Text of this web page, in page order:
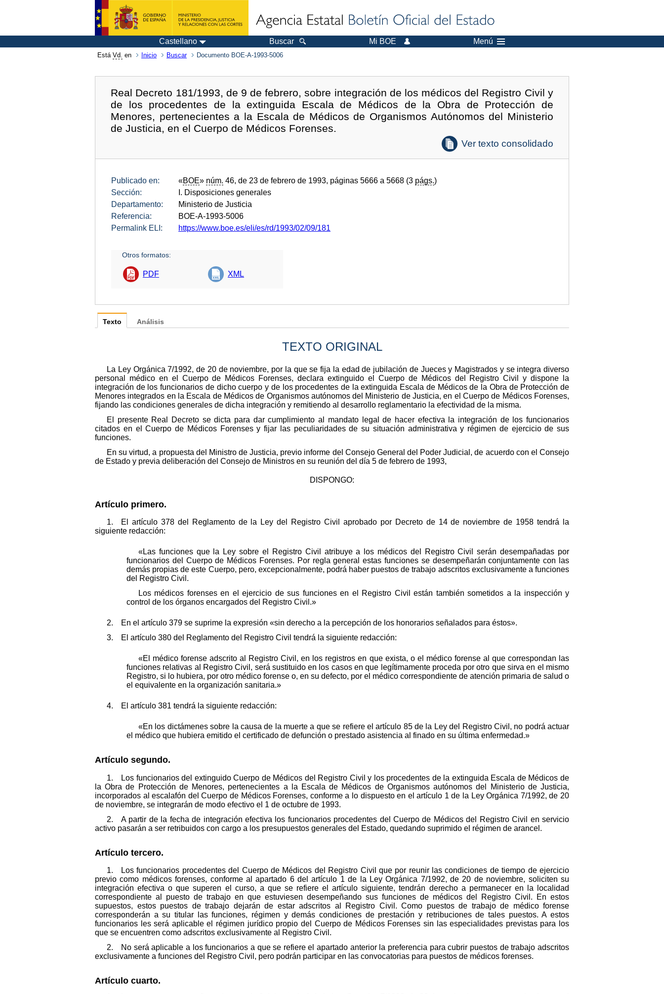
Castellano Buscar Mi BOE Menú
Está Vd. en Inicio Buscar Documento BOE-A-1993-5006
Real Decreto 181/1993, de 9 de febrero, sobre integración de los médicos del Registro Civil y
de los procedentes de la extinguida Escala de Médicos de la Obra de Protección de
Menores, pertenecientes a la Escala de Médicos de Organismos Autónomos del Ministerio
de Justicia, en el Cuerpo de Médicos Forenses.
Ver texto consolidado
Publicado en: «BOE» núm. 46, de 23 de febrero de 1993, páginas 5666 a 5668 (3 págs.)
Sección:
I. Disposiciones generales
Departamento:
Ministerio de Justicia
Referencia:
BOE-A-1993-5006
Permalink ELI:
https://www.boe.es/eli/es/rd/1993/02/09/181
Otros formatos:
PDF XML
Texto
TEXTO ORIGINAL
La Ley Orgánica 7/1992, de 20 de noviembre, por la que se fija la edad de jubilación de Jueces y Magistrados y se integra diverso
personal médico en el Cuerpo de Médicos Forenses, declara extinguido el Cuerpo de Médicos del Registro Civil y dispone la
integración de los funcionarios de dicho cuerpo y de los procedentes de la extinguida Escala de Médicos de la Obra de Protección de
Menores integrados en la Escala de Médicos de Organismos autónomos del Ministerio de Justicia, en el Cuerpo de Médicos Forenses,
fijando las condiciones generales de dicha integración y remitiendo al desarrollo reglamentario la efectividad de la misma.
El presente Real Decreto se dicta para dar cumplimiento al mandato legal de hacer efectiva la integración de los funcionarios
citados en el Cuerpo de Médicos Forenses y fijar las peculiaridades de su situación administrativa y régimen de ejercicio de sus
funciones.
En su virtud, a propuesta del Ministro de Justicia, previo informe del Consejo General del Poder Judicial, de acuerdo con el Consejo
de Estado y previa deliberación del Consejo de Ministros en su reunión del día 5 de febrero de 1993,
DISPONGO:
Artículo primero.
1. El artículo 378 del Reglamento de la Ley del Registro Civil aprobado por Decreto de 14 de noviembre de 1958 tendrá la
siguiente redacción:
«Las funciones que la Ley sobre el Registro Civil atribuye a los médicos del Registro Civil serán desempañadas por
funcionarios del Cuerpo de Médicos Forenses. Por regla general estas funciones se desempeñarán conjuntamente con las
demás propias de este Cuerpo, pero, excepcionalmente, podrá haber puestos de trabajo adscritos exclusivamente a funciones
del Registro Civil.
Los médicos forenses en el ejercicio de sus funciones en el Registro Civil están también sometidos a la inspección y
control de los órganos encargados del Registro Civil.»
2. En el artículo 379 se suprime la expresión «sin derecho a la percepción de los honorarios señalados para éstos».
3. El artículo 380 del Reglamento del Registro Civil tendrá la siguiente redacción:
«El médico forense adscrito al Registro Civil, en los registros en que exista, o el médico forense al que correspondan las
funciones relativas al Registro Civil, será sustituido en los casos en que legítimamente proceda por otro que sirva en el mismo
Registro, si lo hubiera, por otro médico forense o, en su defecto, por el médico correspondiente de atención primaria de salud o
el equivalente en la organización sanitaria.»
4. El artículo 381 tendrá la siguiente redacción:
«En los dictámenes sobre la causa de la muerte a que se refiere el artículo 85 de la Ley del Registro Civil, no podrá actuar
el médico que hubiera emitido el certificado de defunción o prestado asistencia al finado en su última enfermedad.»
Artículo segundo.
1. Los funcionarios del extinguido Cuerpo de Médicos del Registro Civil y los procedentes de la extinguida Escala de Médicos de
la Obra de Protección de Menores, pertenecientes a la Escala de Médicos de Organismos autónomos del Ministerio de Justicia,
incorporados al escalafón del Cuerpo de Médicos Forenses, conforme a lo dispuesto en el artículo 1 de la Ley Orgánica 7/1992, de 20
de noviembre, se integrarán de modo efectivo el 1 de octubre de 1993.
2. A partir de la fecha de integración efectiva los funcionarios procedentes del Cuerpo de Médicos del Registro Civil en servicio
activo pasarán a ser retribuidos con cargo a los presupuestos generales del Estado, quedando suprimido el régimen de arancel.
Artículo tercero.
1. Los funcionarios procedentes del Cuerpo de Médicos del Registro Civil que por reunir las condiciones de tiempo de ejercicio
previo como médicos forenses, conforme al apartado 6 del artículo 1 de la Ley Orgánica 7/1992, de 20 de noviembre, soliciten su
integración efectiva o que superen el curso, a que se refiere el artículo siguiente, tendrán derecho a permanecer en la localidad
correspondiente al puesto de trabajo en que estuviesen desempeñando sus funciones de médicos del Registro Civil. En estos
supuestos, estos puestos de trabajo dejarán de estar adscritos al Registro Civil. Como puestos de trabajo de médico forense
corresponderán a su titular las funciones, régimen y demás condiciones de prestación y retribuciones de tales puestos. A estos
funcionarios les será aplicable el régimen jurídico propio del Cuerpo de Médicos Forenses sin las especialidades previstas para los
que se encuentren como adscritos exclusivamente al Registro Civil.
2. No será aplicable a los funcionarios a que se refiere el apartado anterior la preferencia para cubrir puestos de trabajo adscritos
exclusivamente a funciones del Registro Civil, pero podrán participar en las convocatorias para puestos de médicos forenses.
Artículo cuarto.
Análisis